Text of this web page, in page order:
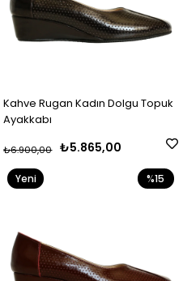
Kahve Rugan Kadın Dolgu Topuk
Ayakkabı
₺5.865,00
₺6.900,00
%15
Yeni